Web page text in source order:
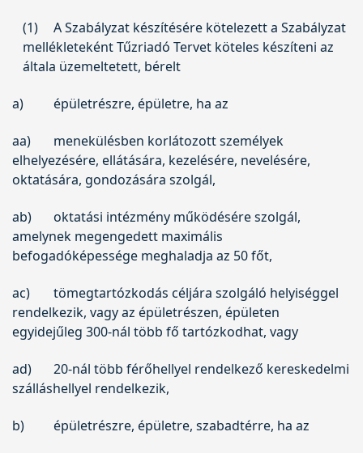
(1)
A Szabályzat készítésére kötelezett a Szabályzat
mellékleteként Tűzriadó Tervet köteles készíteni az
általa üzemeltetett, bérelt
a) épületrészre, épületre, ha az
aa)
menekülésben korlátozott személyek
elhelyezésére, ellátására, kezelésére, nevelésére,
oktatására, gondozására szolgál,
ab)
oktatási intézmény működésére szolgál,
amelynek megengedett maximális
befogadóképessége meghaladja az 50 főt,
ac)
tömegtartózkodás céljára szolgáló helyiséggel
rendelkezik, vagy az épületrészen, épületen
egyidejűleg 300-nál több fő tartózkodhat, vagy
ad)
20-nál több férőhellyel rendelkező kereskedelmi
szálláshellyel rendelkezik,
b) épületrészre, épületre, szabadtérre, ha az